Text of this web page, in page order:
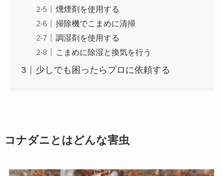
燻煙剤を使用する
掃除機でこまめに清掃
調湿剤を使用する
こまめに除湿と換気を行う
少しでも困ったらプロに依頼する
コナダニとはどんな害虫